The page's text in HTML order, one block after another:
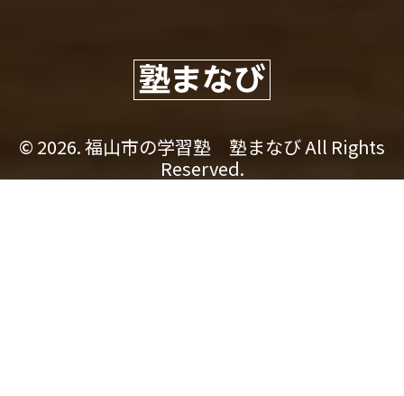
© 2026. 福山市の学習塾 塾まなび All Rights
Reserved.